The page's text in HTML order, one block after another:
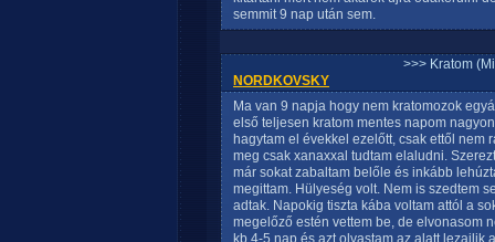
semmit 9 nap után sem.
>>> Kratom
NORDKOVSKY
Ma van 9 napja hogy nem kratomozok
első teljesen kratom mentes napom
hagytam el évekkel ezelőtt, csak ettől nem
meg csak xanaxxal tudtam elaludni.
már sokat zabaltam belőle és inkább
megittam. Hülyeség volt. Nem is szedtem
adtak. Napokig tiszta kába voltam attól a
megelőző estén vettem be, de elvonasom
kb 4-5 nap és azt olvastam az alatt lezajlik